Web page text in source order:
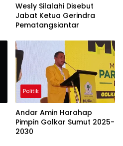
Wesly Silalahi Disebut
Jabat Ketua Gerindra
Pematangsiantar
Politik
Andar Amin Harahap
Pimpin Golkar Sumut 2025-
2030